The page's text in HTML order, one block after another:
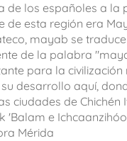
de los españoles a la
de esta región era
mayab se
de la palabra
para la civilización
desarrollo aquí,
ciudades de Chichén
'Balam e
Mérida